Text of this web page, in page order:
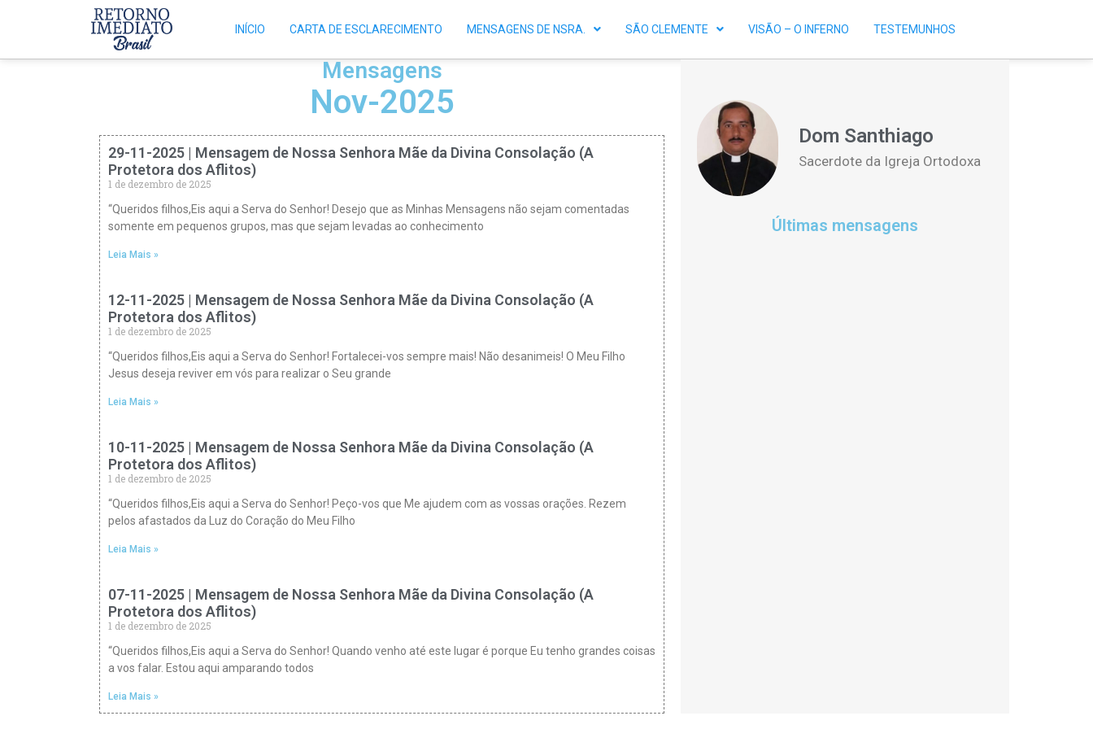
INÍCIO CARTA DE ESCLARECIMENTO MENSAGENS DE NSRA. SÃO CLEMENTE VISÃO – O INFERNO TESTEMUNHOS
Mensagens
Nov-2025
29-11-2025 | Mensagem de Nossa Senhora Mãe da Divina Consolação (A
Protetora dos Aflitos)
1 de dezembro de 2025
“Queridos filhos,Eis aqui a Serva do Senhor! Desejo que as Minhas Mensagens não sejam comentadas
somente em pequenos grupos, mas que sejam levadas ao conhecimento
Leia Mais »
12-11-2025 | Mensagem de Nossa Senhora Mãe da Divina Consolação (A
Protetora dos Aflitos)
1 de dezembro de 2025
“Queridos filhos,Eis aqui a Serva do Senhor! Fortalecei-vos sempre mais! Não desanimeis! O Meu Filho
Jesus deseja reviver em vós para realizar o Seu grande
Leia Mais »
10-11-2025 | Mensagem de Nossa Senhora Mãe da Divina Consolação (A
Protetora dos Aflitos)
1 de dezembro de 2025
“Queridos filhos,Eis aqui a Serva do Senhor! Peço-vos que Me ajudem com as vossas orações. Rezem
pelos afastados da Luz do Coração do Meu Filho
Leia Mais »
07-11-2025 | Mensagem de Nossa Senhora Mãe da Divina Consolação (A
Protetora dos Aflitos)
1 de dezembro de 2025
“Queridos filhos,Eis aqui a Serva do Senhor! Quando venho até este lugar é porque Eu tenho grandes coisas
a vos falar. Estou aqui amparando todos
Leia Mais »
Dom Santhiago
Sacerdote da Igreja Ortodoxa
Últimas mensagens